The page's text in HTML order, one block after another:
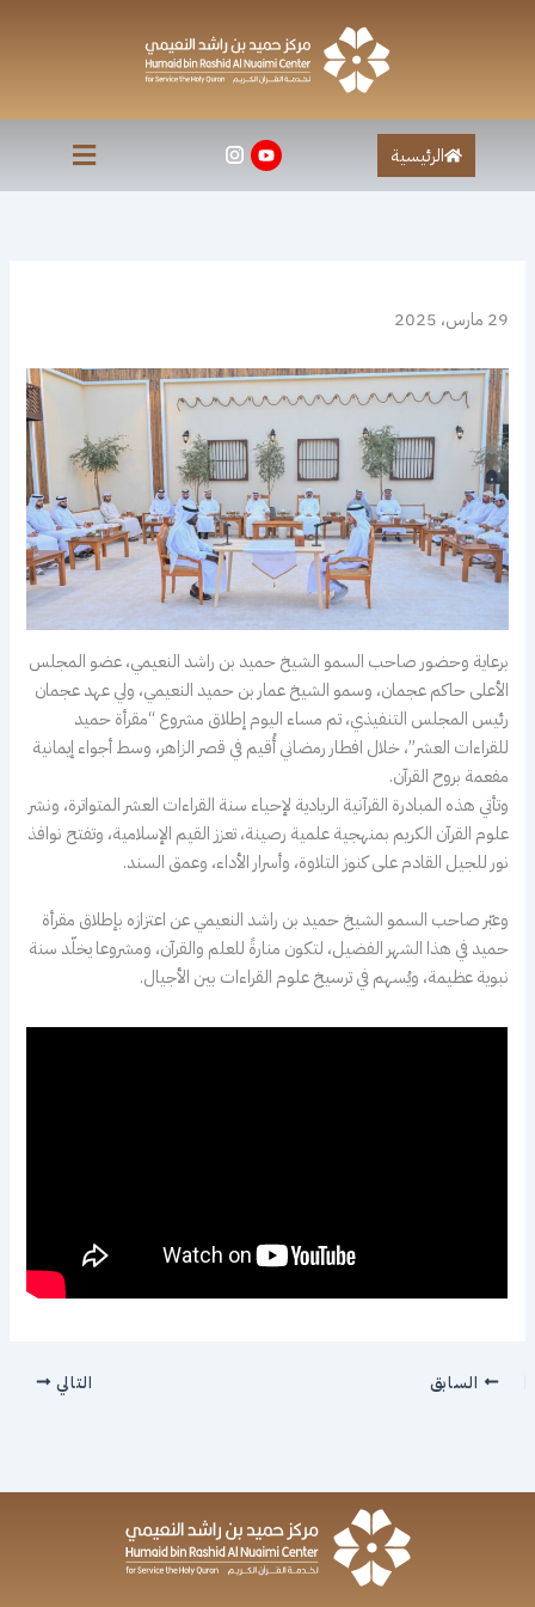
الرئيسية
29 مارس، 2025
برعاية وحضور صاحب السمو الشيخ حميد بن راشد النعيمي، عضو المجلس
الأعلى حاكم عجمان، وسمو الشيخ عمار بن حميد النعيمي، ولي عهد عجمان
رئيس المجلس التنفيذي، تم مساء اليوم إطلاق مشروع “مقرأة حميد
للقراءات العشر”، خلال افطار رمضاني أُقيم في قصر الزاهر، وسط أجواء إيمانية
مفعمة بروح القرآن.
وتأتي هذه المبادرة القرآنية الريادية لإحياء سنة القراءات العشر المتواترة، ونشر
علوم القرآن الكريم بمنهجية علمية رصينة، تعزز القيم الإسلامية، وتفتح نوافذ
نور للجيل القادم على كنوز التلاوة، وأسرار الأداء، وعمق السند.
وعبّر صاحب السمو الشيخ حميد بن راشد النعيمي عن اعتزازه بإطلاق مقرأة
حميد في هذا الشهر الفضيل، لتكون منارةً للعلم والقرآن، ومشروعا يخلّد سنة
نبوية عظيمة، ويُسهم في ترسيخ علوم القراءات بين الأجيال.
السابق التالي